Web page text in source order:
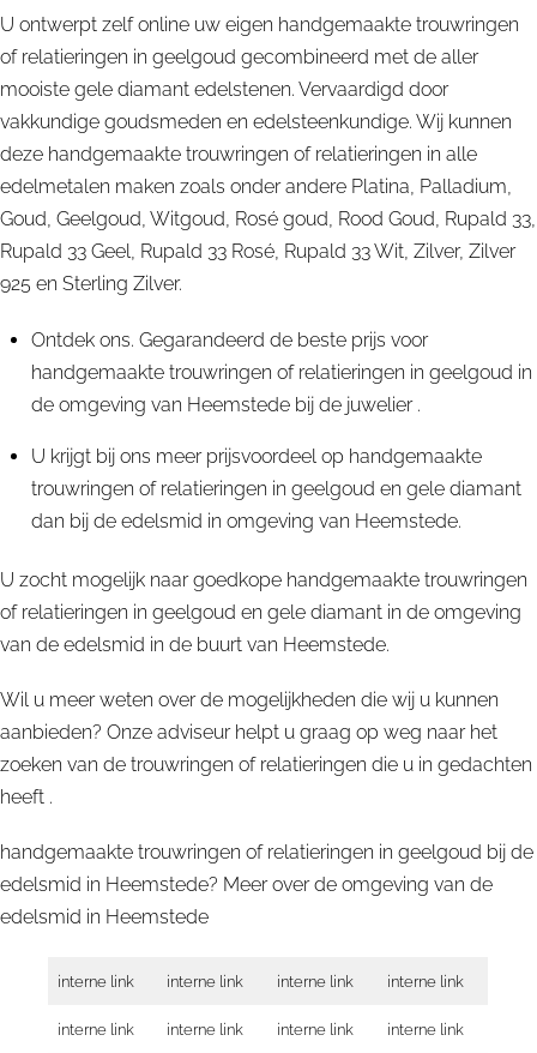
U ontwerpt zelf online uw eigen handgemaakte trouwringen
of relatieringen in geelgoud gecombineerd met de aller
mooiste gele diamant edelstenen. Vervaardigd door
vakkundige goudsmeden en edelsteenkundige. Wij kunnen
deze handgemaakte trouwringen of relatieringen in alle
edelmetalen maken zoals onder andere Platina, Palladium,
Goud, Geelgoud, Witgoud, Rosé goud, Rood Goud, Rupald 33,
Rupald 33 Geel, Rupald 33 Rosé, Rupald 33 Wit, Zilver, Zilver
925 en Sterling Zilver.
Ontdek ons. Gegarandeerd de beste prijs voor
handgemaakte trouwringen of relatieringen in geelgoud in
de omgeving van Heemstede bij de juwelier .
U krijgt bij ons meer prijsvoordeel op handgemaakte
trouwringen of relatieringen in geelgoud en gele diamant
dan bij de edelsmid in omgeving van Heemstede.
U zocht mogelijk naar goedkope handgemaakte trouwringen
of relatieringen in geelgoud en gele diamant in de omgeving
van de edelsmid in de buurt van Heemstede.
Wil u meer weten over de mogelijkheden die wij u kunnen
aanbieden? Onze adviseur helpt u graag op weg naar het
zoeken van de trouwringen of relatieringen die u in gedachten
heeft .
handgemaakte trouwringen of relatieringen in geelgoud bij de
edelsmid in Heemstede? Meer over de omgeving van de
edelsmid in Heemstede
interne link interne link interne link interne link
interne link interne link interne link interne link